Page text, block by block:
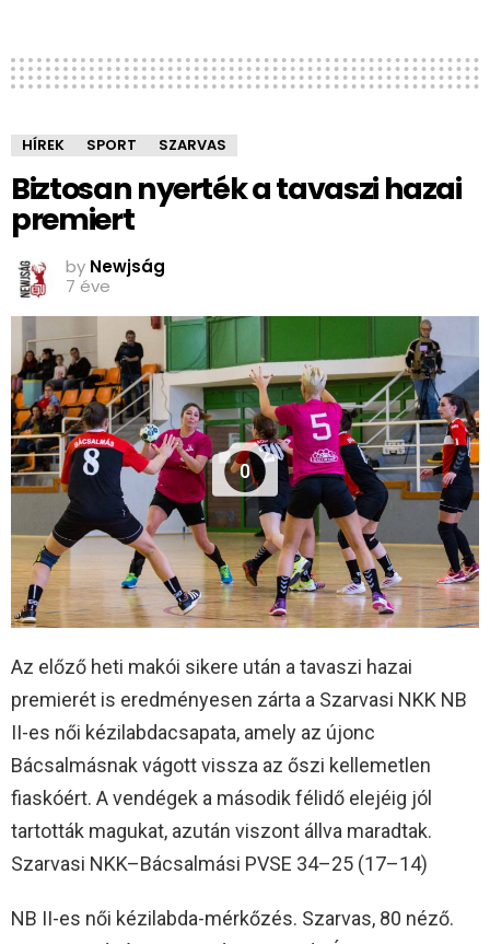
HÍREK SPORT SZARVAS
Biztosan nyerték a tavaszi hazai
premiert
by Newjság
7 éve
0
Az előző heti makói sikere után a tavaszi hazai
premierét is eredményesen zárta a Szarvasi NKK NB
II-es női kézilabdacsapata, amely az újonc
Bácsalmásnak vágott vissza az őszi kellemetlen
fiaskóért. A vendégek a második félidő elejéig jól
tartották magukat, azután viszont állva maradtak.
Szarvasi NKK–Bácsalmási PVSE 34–25 (17–14)
NB II-es női kézilabda-mérkőzés. Szarvas, 80 néző.